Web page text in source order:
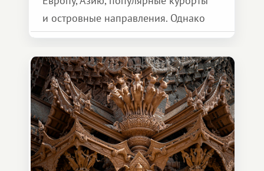
и островные направления. Однако
возможности обменной системы
значительно шире. Среди них есть
и Африка — континент, который
способен подарить совершенно иной
формат путешествия.